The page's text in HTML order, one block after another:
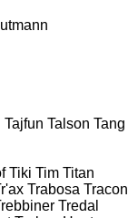
Tajfun Talson Tang
Tiki Tim Titan
Trabosa Tracon
Tredal